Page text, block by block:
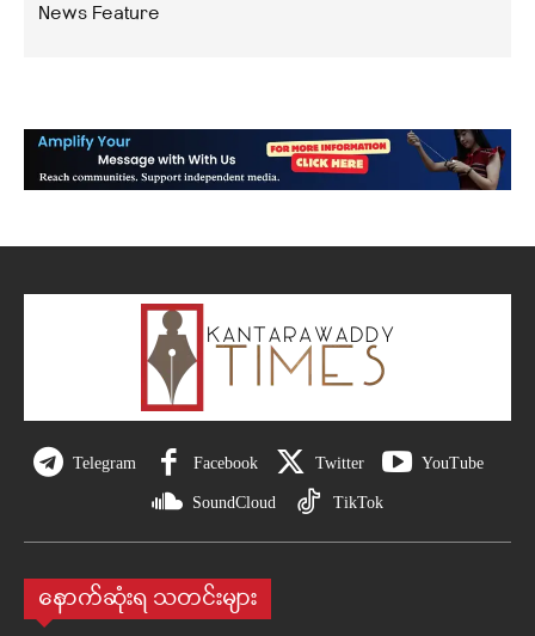
News Feature
Telegram Facebook Twitter YouTube
SoundCloud TikTok
နောက်ဆုံးရ သတင်းများ